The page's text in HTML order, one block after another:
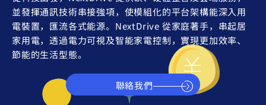
並發揮通訊技術串接強項，使模組化的平台架構能深入用
電裝置，匯流各式能源。NextDrive 從家庭著手，串起居
家用電，透過電力可視及智能家電控制，實現更加效率、
節能的生活型態。
聯絡我們